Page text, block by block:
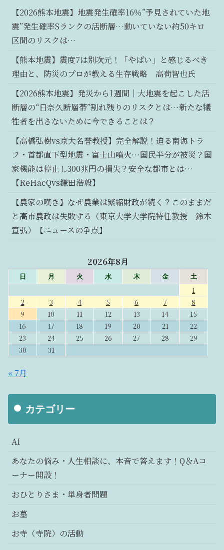
【2026熊本地震】地震発生確率16％”予見されていた地
震”発生確率Sランクの活断層…動いていない約50キロ
区間のリスクは…
【熊本地震】震度7は別次元！「やばい」と感じるべき
理由と、防災のプロが教える生存戦略 高荷智也氏
【2026熊本地震】発災から1週間｜大地震を起こした活
断層の“日奈久断層帯”割れ残りのリスクとは…新たな犠
牲者を出さないために今できることは？
【高橋弘樹vs京大名誉教授】完全解説！迫る南海トラ
フ・首都直下型地震・富士山噴火…国民半分が被災？国
家機能は停止し300兆円の損失？安全な都市とは…
【ReHacQvs鎌田浩毅】
【農家の嘆き】なぜ農業は緊縮財政が続く？このままだ
と高市農政は失敗する（東京大学大学院特任教授 鈴木
宣弘）【ニュースの争点】
2026年8月
日 月 火 水 木 金 土
1
2
3 4 5 6 7
8
9
10 11 12 13 14
15
16
17 18 19 20 21
22
23
24 25 26 27 28
29
30
31
« 7月
カテゴリー
AI
あなたの悩み・人生相談に、本音で答えます！Q＆Aコ
ーナー開設！
おひとりさま・単身者問題
お墓
お寺（寺院）の活動